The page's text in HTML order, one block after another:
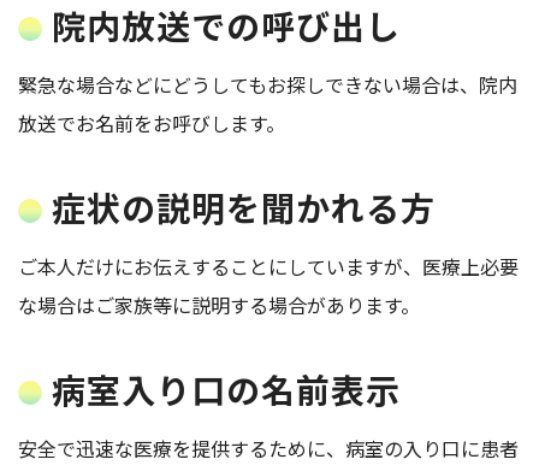
院内放送での呼び出し
緊急な場合などにどうしてもお探しできない場合は、院内
放送でお名前をお呼びします。
症状の説明を聞かれる方
ご本人だけにお伝えすることにしていますが、医療上必要
な場合はご家族等に説明する場合があります。
病室入り口の名前表示
安全で迅速な医療を提供するために、病室の入り口に患者